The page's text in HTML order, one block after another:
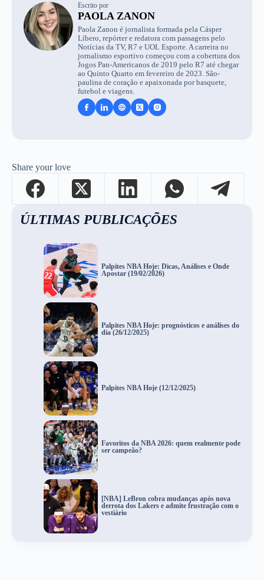
Escrito por
PAOLA ZANON
Paola Zanon é jornalista formada pela Cásper
Líbero, repórter e redatora com passagens pelo
Notícias da TV, R7 e UOL Esporte. A carreira no
jornalismo esportivo começou com a cobertura dos
Jogos Pan-Americanos de 2019 pelo R7 até chegar
ao Quinto Quarto em fevereiro de 2023. São-
paulina de coração e apaixonada por basquete,
futebol e viagens.
Share your love
ÚLTIMAS PUBLICAÇÕES
Palpites NBA Hoje: Dicas, Análises e Onde
Apostar (19/02/2026)
Palpites NBA Hoje: prognósticos e análises do
dia (26/12/2025)
Palpites NBA Hoje (12/12/2025)
Favoritos da NBA 2026: quem realmente pode
ser campeão?
[NBA] LeBron cobra mudanças após nova
derrota dos Lakers e admite frustração com o
vestiário